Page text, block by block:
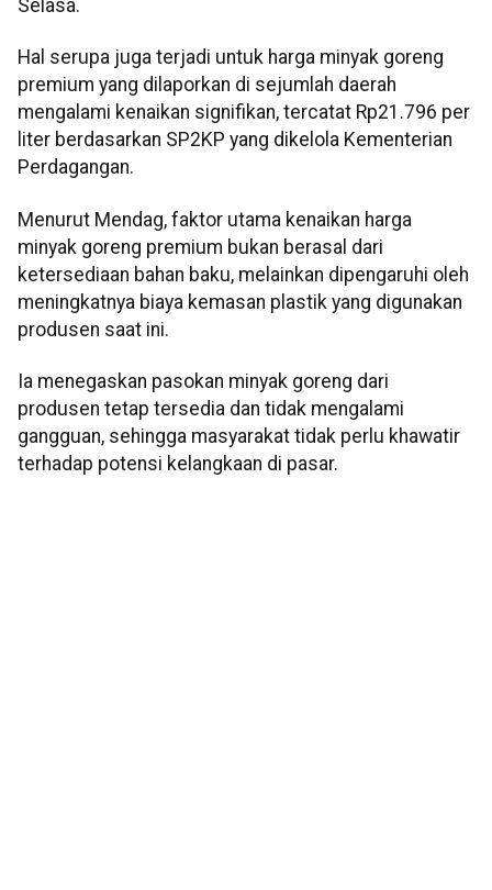
Selasa.
Hal serupa juga terjadi untuk harga minyak goreng
premium yang dilaporkan di sejumlah daerah
mengalami kenaikan signifikan, tercatat Rp21.796 per
liter berdasarkan SP2KP yang dikelola Kementerian
Perdagangan.
Menurut Mendag, faktor utama kenaikan harga
minyak goreng premium bukan berasal dari
ketersediaan bahan baku, melainkan dipengaruhi oleh
meningkatnya biaya kemasan plastik yang digunakan
produsen saat ini.
Ia menegaskan pasokan minyak goreng dari
produsen tetap tersedia dan tidak mengalami
gangguan, sehingga masyarakat tidak perlu khawatir
terhadap potensi kelangkaan di pasar.